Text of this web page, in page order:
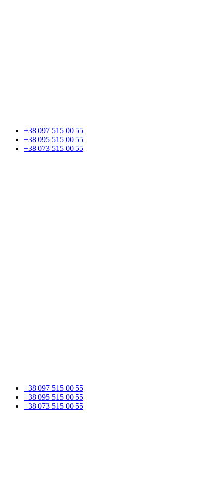
+38 097 515 00 55
+38 095 515 00 55
+38 073 515 00 55
+38 097 515 00 55
+38 095 515 00 55
+38 073 515 00 55